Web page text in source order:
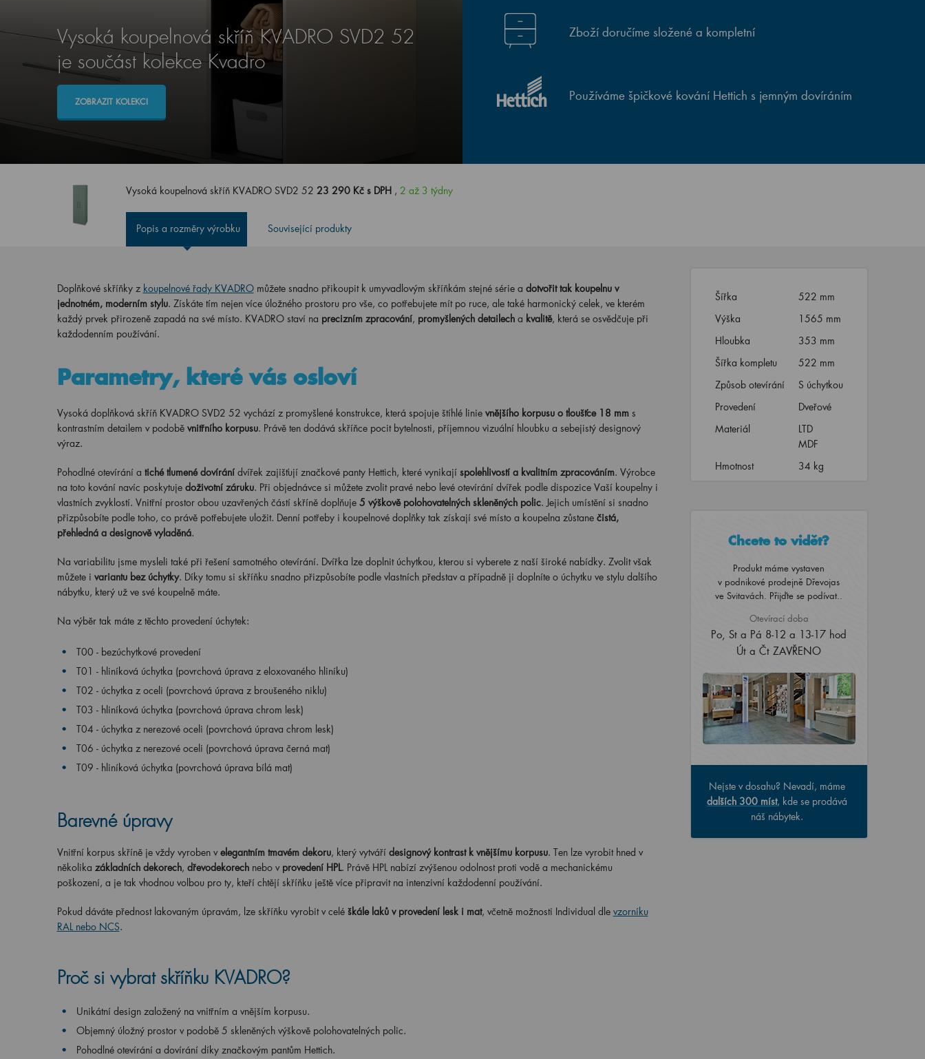
Vysoká koupelnová skříň KVADRO SVD2 52
je součást kolekce Kvadro
ZOBRAZIT KOLEKCI
Zboží doručíme složené a kompletní
Používáme špičkové kování Hettich s jemným dovíráním
Vysoká koupelnová skříň KVADRO SVD2 5223 290 Kč s DPH , 2 až 3 týdny
Popis a rozměry výrobku Související produkty
Doplňkové skříňky z koupelnové řady KVADRO můžete snadno přikoupit k umyvadlovým skříňkám stejné série a dotvořit tak koupelnu v
jednotném, moderním stylu. Získáte tím nejen více úložného prostoru pro vše, co potřebujete mít po ruce, ale také harmonický celek, ve kterém
každý prvek přirozeně zapadá na své místo. KVADRO staví na precizním zpracování, promyšlených detailech a kvalitě, která se osvědčuje při
každodenním používání.
Parametry, které vás osloví
Vysoká doplňková skříň KVADRO SVD2 52 vychází z promyšlené konstrukce, která spojuje štíhlé linie vnějšího korpusu o tloušťce 18 mms
kontrastním detailem v podobě vnitřního korpusu. Právě ten dodává skříňce pocit bytelnosti, příjemnou vizuální hloubku a sebejistý designový
výraz.
Pohodlné otevírání a tiché tlumené dovíránídvířek zajišťují značkové panty Hettich, které vynikají spolehlivostí a kvalitním zpracováním. Výrobce
na toto kování navíc poskytuje doživotní záruku. Při objednávce si můžete zvolit pravé nebo levé otevírání dvířek podle dispozice Vaší koupelny i
vlastních zvyklostí. Vnitřní prostor obou uzavřených částí skříně doplňuje 5 výškově polohovatelných skleněných polic. Jejich umístění si snadno
přizpůsobíte podle toho, co právě potřebujete uložit. Denní potřeby i koupelnové doplňky tak získají své místo a koupelna zůstane čistá,
přehledná a designově vyladěná.
Na variabilitu jsme mysleli také při řešení samotného otevírání. Dvířka lze doplnit úchytkou, kterou si vyberete z naší široké nabídky. Zvolit však
můžete i variantu bez úchytky. Díky tomu si skříňku snadno přizpůsobíte podle vlastních představ a případně ji doplníte o úchytku ve stylu dalšího
nábytku, který už ve své koupelně máte.
Na výběr tak máte z těchto provedení úchytek:
T00 - bezúchytkové provedení
T01 - hliníková úchytka (povrchová úprava z eloxovaného hliníku)
T02 - úchytka z oceli (povrchová úprava z broušeného niklu)
T03 - hliníková úchytka (povrchová úprava chrom lesk)
T04 - úchytka z nerezové oceli (povrchová úprava chrom lesk)
T06 - úchytka z nerezové oceli (povrchová úprava černá mat)
T09 - hliníková úchytka (povrchová úprava bílá mat)
Barevné úpravy
Vnitřní korpus skříně je vždy vyroben velegantním tmavém dekoru, který vytváří designový kontrast k vnějšímu korpusu. Ten lze vyrobit hned v
několika základních dekorech, dřevodekorech nebo v provedení HPL. Právě HPL nabízí zvýšenou odolnost proti vodě a mechanickému
poškození, a je tak vhodnou volbou pro ty, kteří chtějí skříňku ještě více připravit na intenzivní každodenní používání.
Pokud dáváte přednost lakovaným úpravám, lze skříňku vyrobit v celé škále laků v provedení lesk i mat, včetně možnosti Individual dle vzorníku
RAL nebo NCS.
Proč si vybrat skříňku KVADRO?
Unikátní design založený na vnitřním a vnějším korpusu.
Objemný úložný prostor v podobě 5 skleněných výškově polohovatelných polic.
Pohodlné otevírání a dovírání díky značkovým pantům Hettich.
Šířka
522 mm
Výška
1565 mm
Hloubka
353 mm
Šířka kompletu
522 mm
Způsob otevírání
S úchytkou
Provedení
Dveřové
Materiál
LTD
MDF
Hmotnost
34 kg
Chcete to vidět?
Produkt máme vystaven
v podnikové prodejně Dřevojas
ve Svitavách. Přijďte se podívat..
Otevírací doba
Po, St a Pá 8-12 a 13-17 hod
Út a Čt ZAVŘENO
Nejste v dosahu? Nevadí, máme
dalších 300 míst, kde se prodává
náš nábytek.